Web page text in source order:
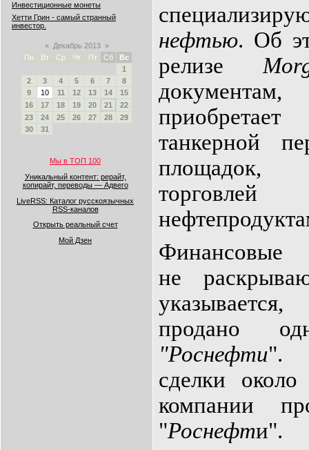
Инвестиционные монеты
Хетти Грин - самый странный
инвестор.
« Декабрь 2013 »
Пн
Вт Ср Чт Пт Сб
Вс
1
2
3 4 5 6 7
8
9
10 11 12 13 14
15
16
17 18 19 20 21
22
23
24 25 26 27 28
29
30
31
Мы в ТОП 100
Уникальный контент: рерайт,
копирайт, переводы — Адвего
LiveRSS: Каталог русскоязычных
RSS-каналов
Открыть реальный счет
Мой Дзен
нефтью. Об
релизе
танкерной
не
продано
"Роснефти".
сделки около
компании
"Роснефти".